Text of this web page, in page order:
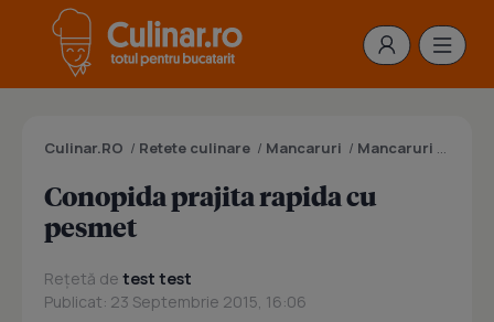
Culinar.RO / Retete culinare / Mancaruri / Mancaruri cu legume
Conopida prajita rapida cu
pesmet
Rețetă de test test
Publicat: 23 Septembrie 2015, 16:06